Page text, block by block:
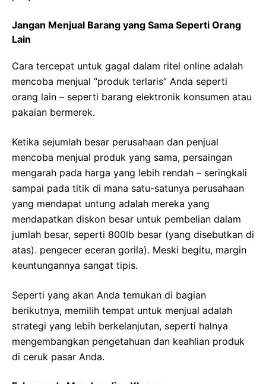
Jangan Menjual Barang yang Sama Seperti Orang
Lain
Cara tercepat untuk gagal dalam ritel online adalah
mencoba menjual “produk terlaris” Anda seperti
orang lain – seperti barang elektronik konsumen atau
pakaian bermerek.
Ketika sejumlah besar perusahaan dan penjual
mencoba menjual produk yang sama, persaingan
mengarah pada harga yang lebih rendah – seringkali
sampai pada titik di mana satu-satunya perusahaan
yang mendapat untung adalah mereka yang
mendapatkan diskon besar untuk pembelian dalam
jumlah besar, seperti 800lb besar (yang disebutkan di
atas). pengecer eceran gorila). Meski begitu, margin
keuntungannya sangat tipis.
Seperti yang akan Anda temukan di bagian
berikutnya, memilih tempat untuk menjual adalah
strategi yang lebih berkelanjutan, seperti halnya
mengembangkan pengetahuan dan keahlian produk
di ceruk pasar Anda.